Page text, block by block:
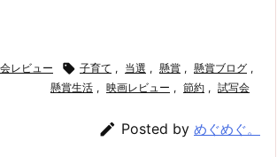
レビュー  子育て 当選 懸賞 懸賞ブログ
懸賞生活
映画レビュー 節約 試写会
 Posted by めぐめぐ。